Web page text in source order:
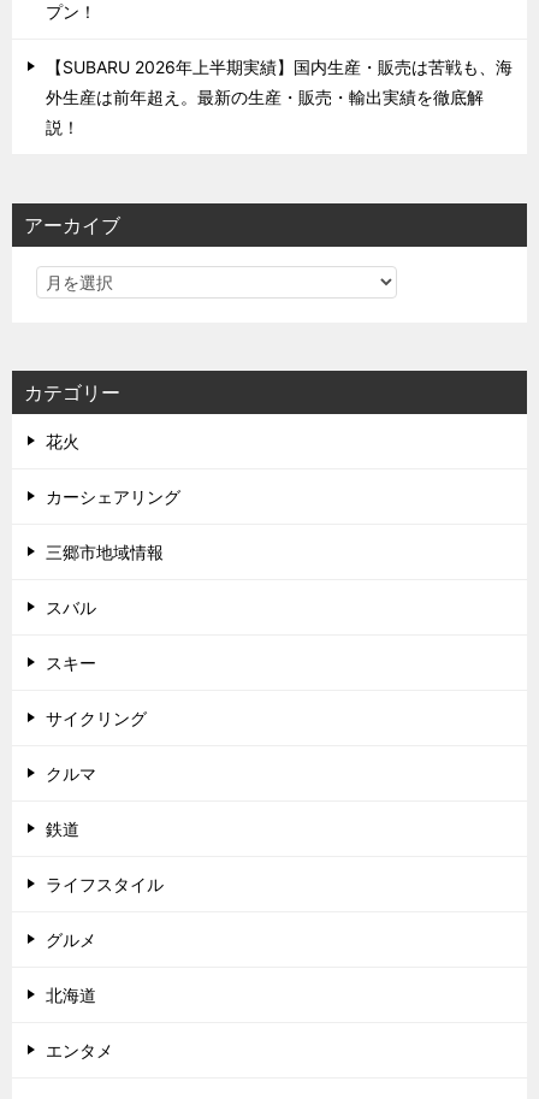
プン！
【SUBARU 2026年上半期実績】国内生産・販売は苦戦も、海
外生産は前年超え。最新の生産・販売・輸出実績を徹底解
説！
アーカイブ
カテゴリー
花火
カーシェアリング
三郷市地域情報
スバル
スキー
サイクリング
クルマ
鉄道
ライフスタイル
グルメ
北海道
エンタメ